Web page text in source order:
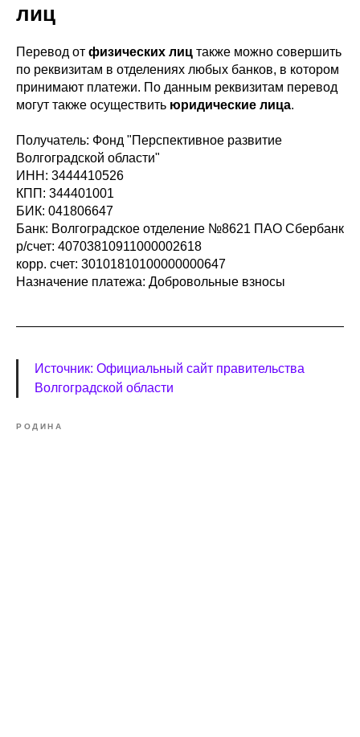
лиц
Перевод от физических лиц также можно совершить
по реквизитам в отделениях любых банков, в котором
принимают платежи. По данным реквизитам перевод
могут также осуществить юридические лица.
Получатель: Фонд "Перспективное развитие
Волгоградской области"
ИНН: 3444410526
КПП: 344401001
БИК: 041806647
Банк: Волгоградское отделение №8621 ПАО Сбербанк
р/счет: 40703810911000002618
корр. счет: 30101810100000000647
Назначение платежа: Добровольные взносы
Источник: Официальный сайт правительства
Волгоградской области
РОДИНА